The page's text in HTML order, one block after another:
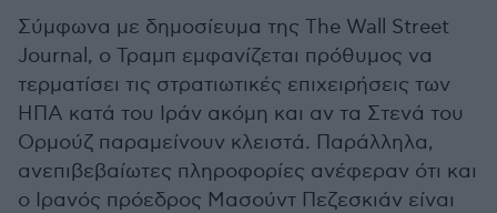
Σύμφωνα με δημοσίευμα της The Wall Street
Journal, ο Τραμπ εμφανίζεται πρόθυμος να
τερματίσει τις στρατιωτικές επιχειρήσεις των
ΗΠΑ κατά του Ιράν ακόμη και αν τα Στενά του
Ορμούζ παραμείνουν κλειστά. Παράλληλα,
ανεπιβεβαίωτες πληροφορίες ανέφεραν ότι και
ο Ιρανός πρόεδρος Μασούντ Πεζεσκιάν είναι